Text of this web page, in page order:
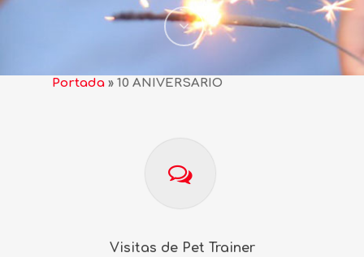
Portada » 10 ANIVERSARIO
Visitas de Pet Trainer